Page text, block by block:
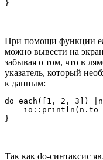
При помощи функции
можно вывести на
забывая о том, что в
указатель, который
к данным:
do each([1, 2,
Так как do-синтаксис